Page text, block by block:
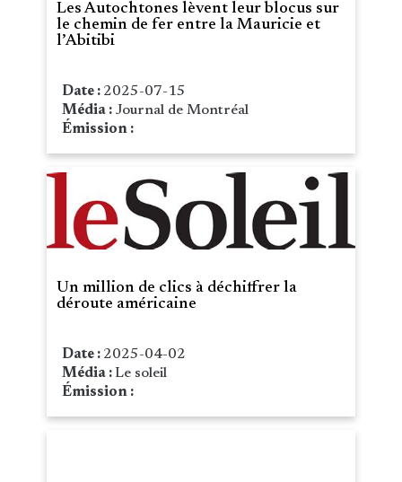
Les Autochtones lèvent leur blocus sur
le chemin de fer entre la Mauricie et
l’Abitibi
Date : 2025-07-15
Média : Journal de Montréal
Émission :
Un million de clics à déchiffrer la
déroute américaine
Date : 2025-04-02
Média : Le soleil
Émission :